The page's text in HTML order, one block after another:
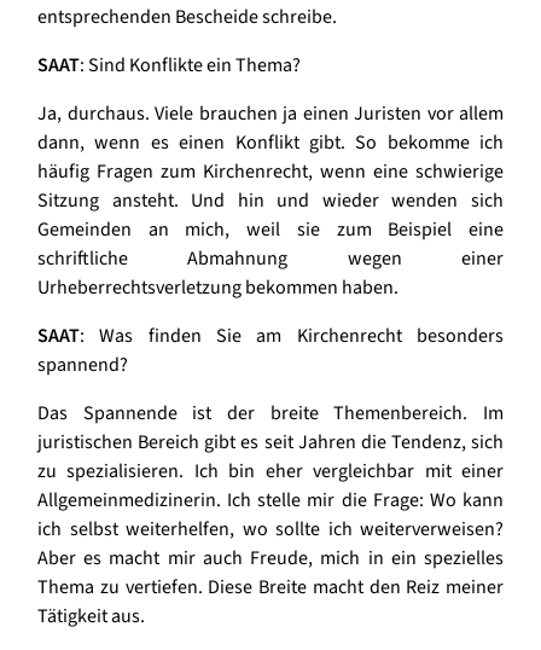
entsprechenden Bescheide schreibe.
SAAT: Sind Konflikte ein Thema?
Ja, durchaus. Viele brauchen ja einen Juristen vor allem
dann, wenn es einen Konflikt gibt. So bekomme ich
häufig Fragen zum Kirchenrecht, wenn eine schwierige
Sitzung ansteht. Und hin und wieder wenden sich
Gemeinden an mich, weil sie zum Beispiel eine
schriftliche Abmahnung wegen einer
Urheberrechtsverletzung bekommen haben.
SAAT: Was finden Sie am Kirchenrecht besonders
spannend?
Das Spannende ist der breite Themenbereich. Im
juristischen Bereich gibt es seit Jahren die Tendenz, sich
zu spezialisieren. Ich bin eher vergleichbar mit einer
Allgemeinmedizinerin. Ich stelle mir die Frage: Wo kann
ich selbst weiterhelfen, wo sollte ich weiterverweisen?
Aber es macht mir auch Freude, mich in ein spezielles
Thema zu vertiefen. Diese Breite macht den Reiz meiner
Tätigkeit aus.